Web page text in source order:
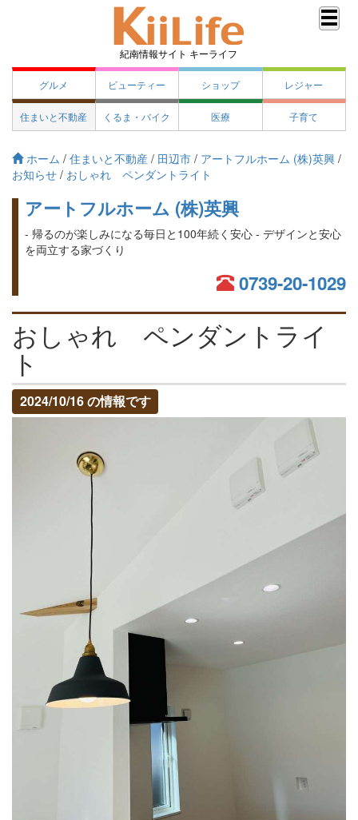
紀南情報サイト キーライフ
グルメ ビューティー ショップ レジャー
住まいと不動産 くるま・バイク 医療 子育て
ホーム / 住まいと不動産 / 田辺市 / アートフルホーム (株)英興 /
お知らせ / おしゃれ ペンダントライト
アートフルホーム (株)英興
- 帰るのが楽しみになる毎日と100年続く安心 - デザインと安心
を両立する家づくり
0739-20-1029
おしゃれ ペンダントライ
ト
2024/10/16 の情報です